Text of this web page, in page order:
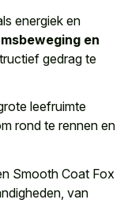
energiek en
en
gedrag te
leefruimte
rond te rennen en
Smooth Coat Fox
van